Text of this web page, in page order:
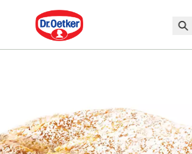
Dr. Oetker